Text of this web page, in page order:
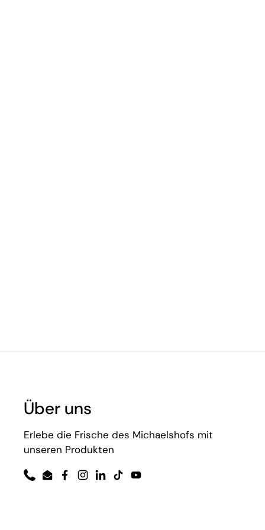
Über uns
Erlebe die Frische des Michaelshofs mit
unseren Produkten
PhoneEmailFacebook
Instagram
LinkedIn
TikTokYouTube